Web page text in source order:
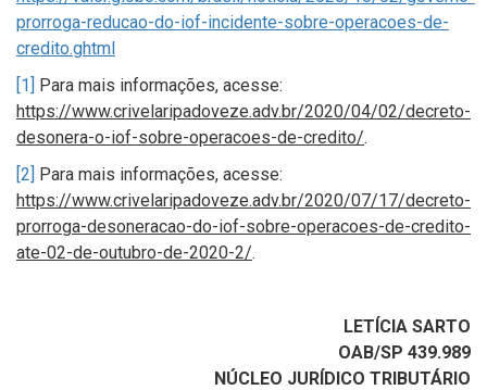
prorroga-reducao-do-iof-incidente-sobre-operacoes-de-
credito.ghtml
[1] Para mais informações, acesse:
https://www.crivelaripadoveze.adv.br/2020/04/02/decreto-
desonera-o-iof-sobre-operacoes-de-credito/.
[2] Para mais informações, acesse:
https://www.crivelaripadoveze.adv.br/2020/07/17/decreto-
prorroga-desoneracao-do-iof-sobre-operacoes-de-credito-
ate-02-de-outubro-de-2020-2/.
LETÍCIA SARTO
OAB/SP 439.989
NÚCLEO JURÍDICO TRIBUTÁRIO